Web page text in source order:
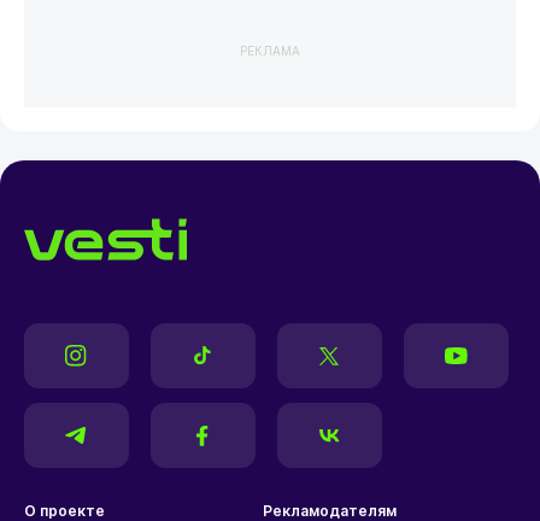
РЕКЛАМА
О проекте Рекламодателям